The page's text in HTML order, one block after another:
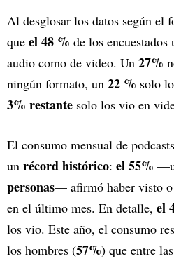
Al desglosar los datos según el
que el 48 % de los
audio como de video. Un 27%
ningún formato, un 22 % solo
3% restante solo los vio en
El consumo mensual de
un récord histórico: el 55%
personas— afirmó haber visto o
en el último mes. En detalle, el
los vio. Este año, el consumo
los hombres (57%) que entre